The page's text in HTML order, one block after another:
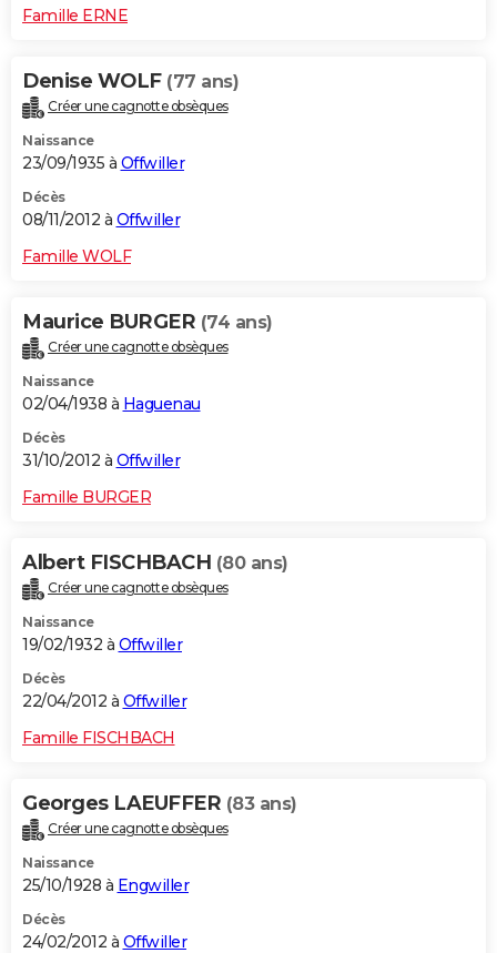
Famille ERNE
Denise WOLF (77 ans)
Créer une cagnotte obsèques
Naissance
23/09/1935 à Offwiller
Décès
08/11/2012 à Offwiller
Famille WOLF
Maurice BURGER (74 ans)
Créer une cagnotte obsèques
Naissance
02/04/1938 à Haguenau
Décès
31/10/2012 à Offwiller
Famille BURGER
Albert FISCHBACH (80 ans)
Créer une cagnotte obsèques
Naissance
19/02/1932 à Offwiller
Décès
22/04/2012 à Offwiller
Famille FISCHBACH
Georges LAEUFFER (83 ans)
Créer une cagnotte obsèques
Naissance
25/10/1928 à Engwiller
Décès
24/02/2012 à Offwiller